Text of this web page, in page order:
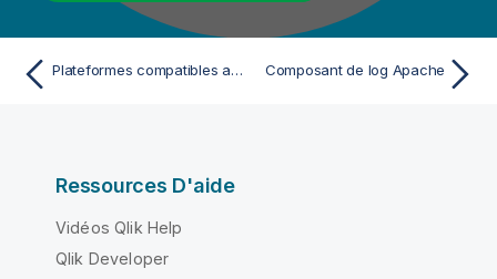
Plateformes compatibles avec AWS S3 Composant de log Apache
Ressources D'aide
Vidéos Qlik Help
Qlik Developer